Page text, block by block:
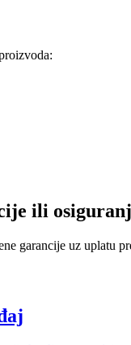
ili
garancije uz uplatu